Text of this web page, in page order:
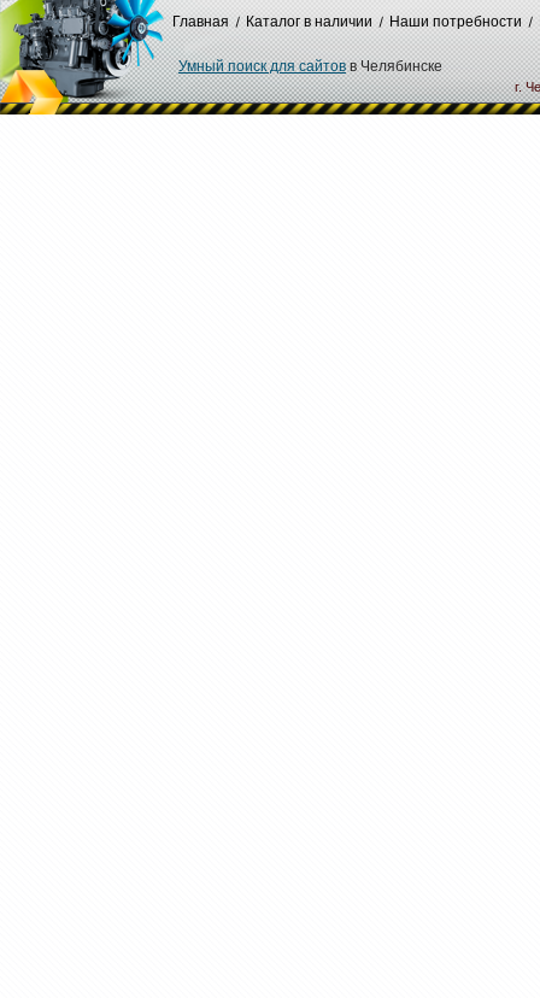
Главная Каталог в наличии Наши потребности
Умный поиск для сайтовв Челябинске
г.